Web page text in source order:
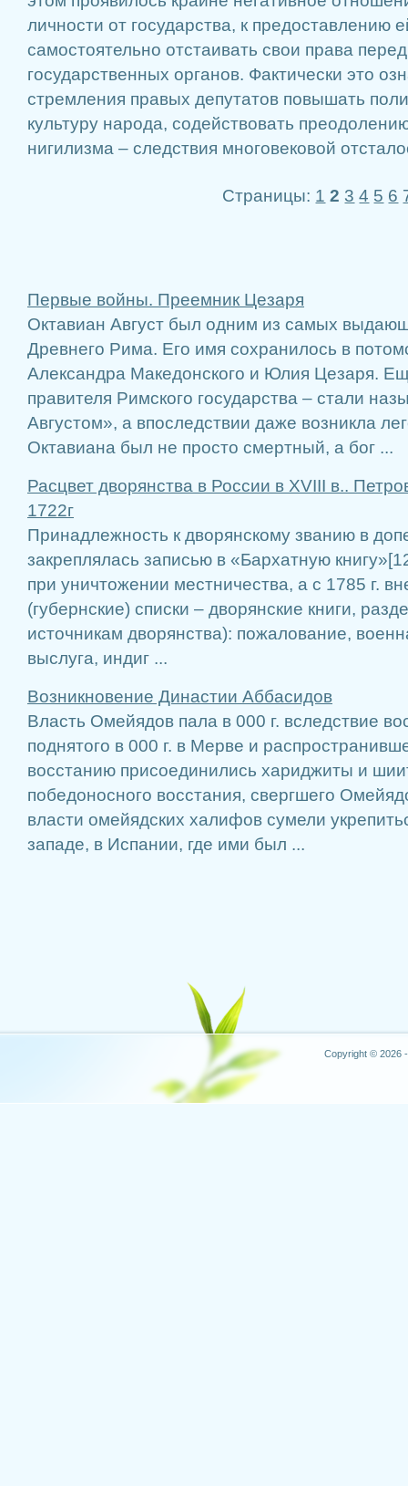
личности от государства, к предоставлению
самостоятельно отстаивать свои права
государственных органов. Фактически это
стремления правых депутатов повышать
культуру народа, содействовать
нигилизма – следствия многовековой
Страницы: 1 2 3 4 5 6
Первые войны. Преемник Цезаря
Октавиан Август был одним из самых
Древнего Рима. Его имя сохранилось в
Александра Македонского и Юлия Цезаря.
правителя Римского государства – стали
Августом», а впоследствии даже возникла
Октавиана был не просто смертный, а бог ...
Расцвет дворянства в России в XVIII в..
1722г
Принадлежность к дворянскому званию в
закреплялась записью в «Бархатную
при уничтожении местничества, а с 1785 г.
(губернские) списки – дворянские книги,
источникам дворянства): пожалование,
выслуга, индиг ...
Возникновение Династии Аббасидов
Власть Омейядов пала в 000 г. вследствие
поднятого в 000 г. в Мерве и
восстанию присоединились хариджиты и
победоносного восстания, свергшего
власти омейядских халифов сумели
западе, в Испании, где ими был ...
Copyright © 2026